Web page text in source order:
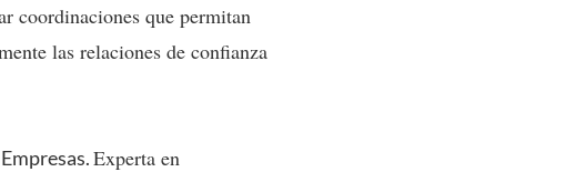
coordinaciones que permitan
las relaciones de confianza
.Experta en